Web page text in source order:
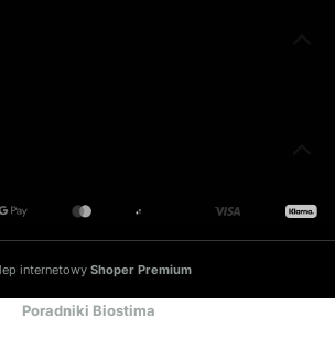
internetowy Shoper Premium
Poradniki Biostima